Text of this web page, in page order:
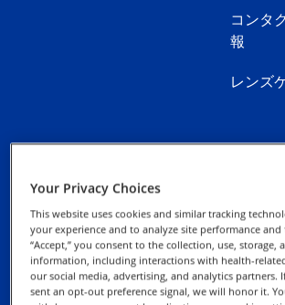
コンタ
報
レンズ
お問い合わせ
取扱い施設検索
クッキ
Your Privacy Choices
This website uses cookies and similar tracking
your experience and to analyze site performance and
“Accept,” you consent to the collection, use, storage,
information, including interactions with health-
our social media, advertising, and analytics partners.
sent an opt-out preference signal, we will honor it.